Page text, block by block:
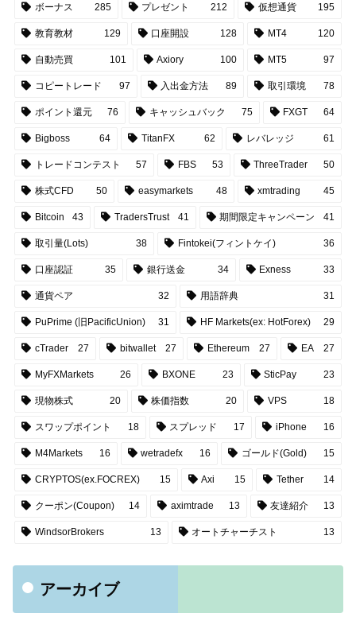
ボーナス 285 プレゼント 212 仮想通貨 195
教育教材 129 口座開設 128 MT4 120
自動売買 101 Axiory 100 MT5 97
コピートレード 97 入出金方法 89 取引環境 78
ポイント還元 76 キャッシュバック 75 FXGT 64
Bigboss 64 TitanFX 62 レバレッジ 61
トレードコンテスト 57 FBS 53 ThreeTrader 50
株式CFD 50 easymarkets 48 xmtrading 45
Bitcoin 43 TradersTrust 41 期間限定キャンペーン 41
取引量(Lots) 38 Fintokei(フィントケイ) 36
口座認証 35 銀行送金 34 Exness 33
通貨ペア 32 用語辞典 31
PuPrime (旧PacificUnion) 31 HF Markets(ex: HotForex) 29
cTrader 27 bitwallet 27 Ethereum 27 EA 27
MyFXMarkets 26 BXONE 23 SticPay 23
現物株式 20 株価指数 20 VPS 18
スワップポイント 18 スプレッド 17 iPhone 16
M4Markets 16 wetradefx 16 ゴールド(Gold) 15
CRYPTOS(ex.FOCREX) 15 Axi 15 Tether 14
クーポン(Coupon) 14 aximtrade 13 友達紹介 13
WindsorBrokers 13 オートチャーチスト 13
アーカイブ